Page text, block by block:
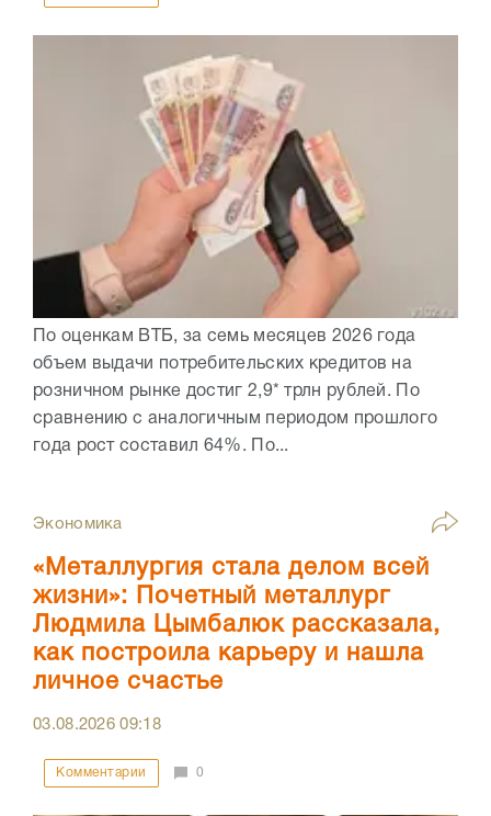
По оценкам ВТБ, за семь месяцев 2026 года
объем выдачи потребительских кредитов на
розничном рынке достиг 2,9* трлн рублей. По
сравнению с аналогичным периодом прошлого
года рост составил 64%. По...
Экономика
«Металлургия стала делом всей
жизни»: Почетный металлург
Людмила Цымбалюк рассказала,
как построила карьеру и нашла
личное счастье
03.08.202609:18
Комментарии 0